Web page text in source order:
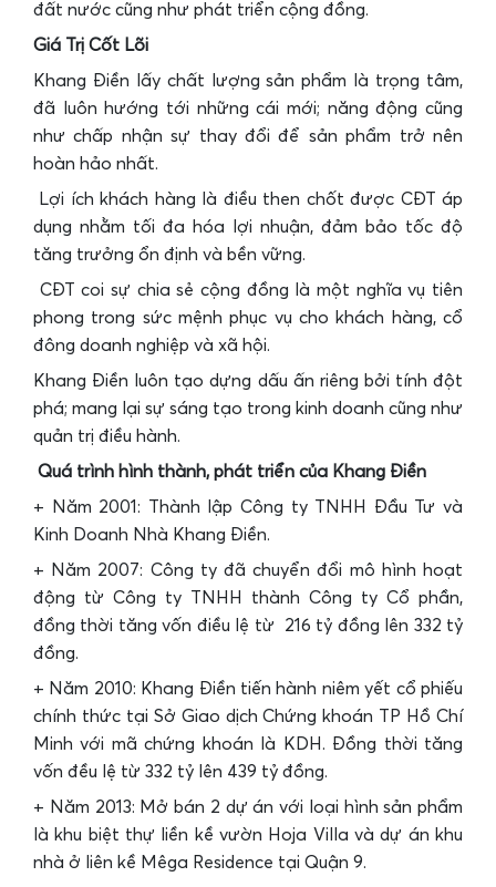
đất nước cũng như phát triển cộng đồng.
Giá Trị Cốt Lõi
Khang Điền lấy chất lượng sản phẩm là trọng tâm,
đã luôn hướng tới những cái mới; năng động cũng
như chấp nhận sự thay đổi để sản phẩm trở nên
hoàn hảo nhất.
Lợi ích khách hàng là điều then chốt được CĐT áp
dụng nhằm tối đa hóa lợi nhuận, đảm bảo tốc độ
tăng trưởng ổn định và bền vững.
CĐT coi sự chia sẻ cộng đồng là một nghĩa vụ tiên
phong trong sức mệnh phục vụ cho khách hàng, cổ
đông doanh nghiệp và xã hội.
Khang Điền luôn tạo dựng dấu ấn riêng bởi tính đột
phá; mang lại sự sáng tạo trong kinh doanh cũng như
quản trị điều hành.
Quá trình hình thành, phát triển của Khang Điền
+ Năm 2001: Thành lập Công ty TNHH Đầu Tư và
Kinh Doanh Nhà Khang Điền.
+ Năm 2007: Công ty đã chuyển đổi mô hình hoạt
động từ Công ty TNHH thành Công ty Cổ phần,
đồng thời tăng vốn điều lệ từ 216 tỷ đồng lên 332 tỷ
đồng.
+ Năm 2010: Khang Điền tiến hành niêm yết cổ phiếu
chính thức tại Sở Giao dịch Chứng khoán TP Hồ Chí
Minh với mã chứng khoán là KDH. Đồng thời tăng
vốn đều lệ từ 332 tỷ lên 439 tỷ đồng.
+ Năm 2013: Mở bán 2 dự án với loại hình sản phẩm
là khu biệt thự liền kề vườn Hoja Villa và dự án khu
nhà ở liên kề Mêga Residence tại Quận 9.